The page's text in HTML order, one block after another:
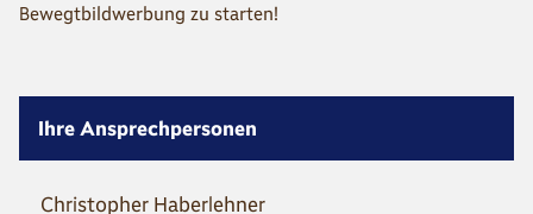
Bewegtbildwerbung zu starten!
Ihre Ansprechpersonen
Christopher Haberlehner